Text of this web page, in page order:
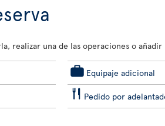
realizar una de las operaciones o
Equipaje adicional
Pedido por